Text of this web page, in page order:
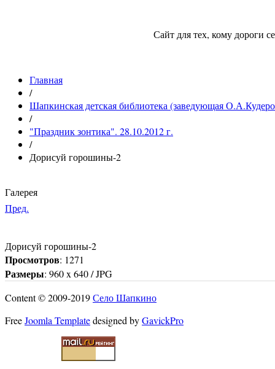
Сайт для тех, кому дороги
Главная
/
Шапкинская детская библиотека (заведующая
/
"Праздник зонтика". 28.10.2012 г.
/
Дорисуй горошины-2
Галерея
Пред.
Дорисуй горошины-2
Просмотров: 1271
Размеры: 960 x 640 / JPG
Content © 2009-2019Село Шапкино
FreeJoomla Templatedesigned byGavickPro